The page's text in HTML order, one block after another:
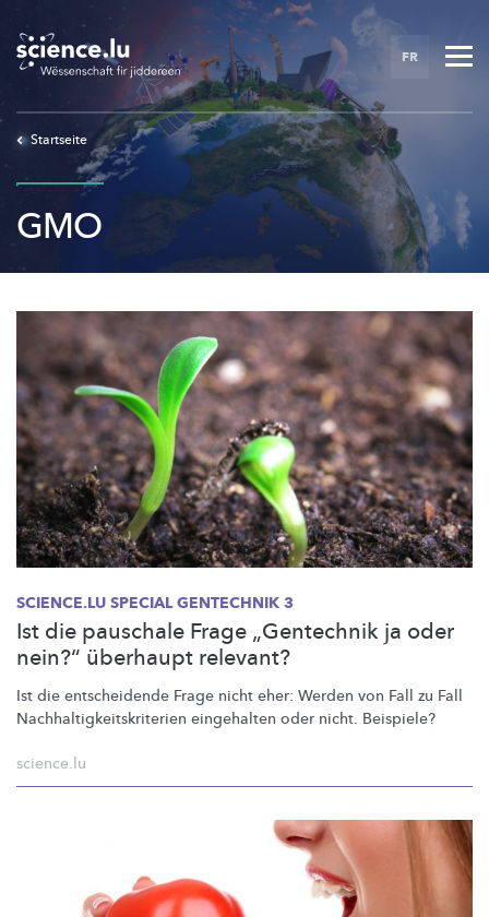
main
content
FR
Startseite
GMO
SCIENCE.LU SPECIAL GENTECHNIK 3
Ist die pauschale Frage „Gentechnik ja oder
nein?“ überhaupt relevant?
Ist die entscheidende Frage nicht eher: Werden von Fall zu Fall
Nachhaltigkeitskriterien eingehalten oder nicht. Beispiele?
science.lu